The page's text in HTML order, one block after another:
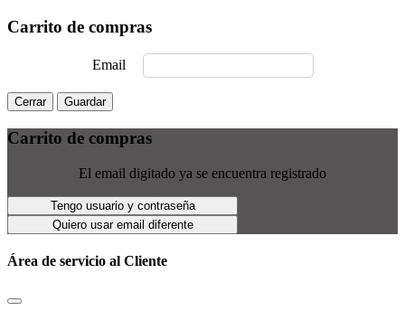
Carrito de compras
Email
Cerrar Guardar
Carrito de compras
El email digitado ya se encuentra registrado
Tengo usuario y contraseña
Quiero usar email diferente
Área de servicio al Cliente